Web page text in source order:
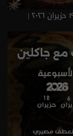
اسرار الفلك مع جاكلين عقيقي | من ١٣ الى ١٩ حزيران ٢٠٢٦ |